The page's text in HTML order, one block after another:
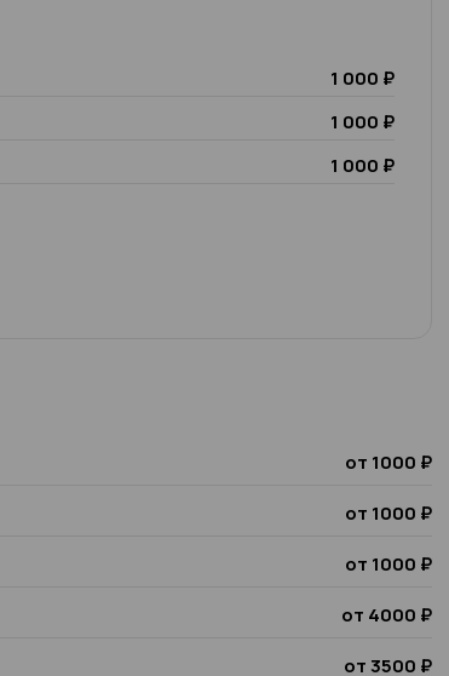
1 000 ₽
1 000 ₽
1 000 ₽
от 1000 ₽
от 1000 ₽
от 1000 ₽
от 4000 ₽
от 3500 ₽